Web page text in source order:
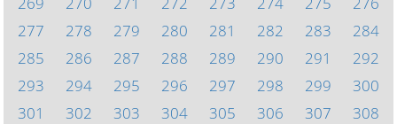
277
278 279 280 281 282 283
284
285
286 287 288 289 290 291
292
293
294 295 296 297 298 299
300
301
302 303 304 305 306 307
308